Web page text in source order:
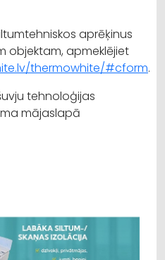
aprēķinus
objektam, apmeklējiet
thermowhite/#cform.
tehnoloģijas
mājaslapā